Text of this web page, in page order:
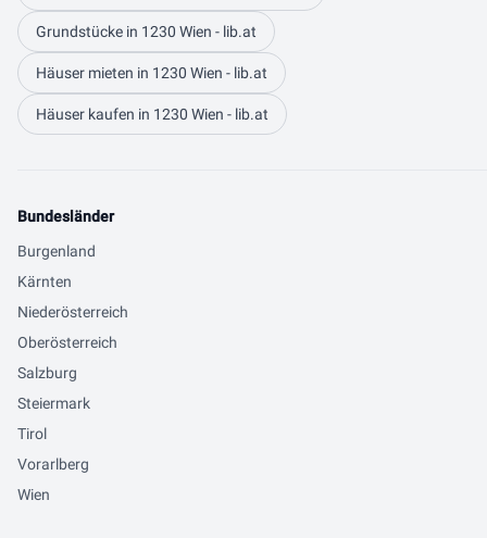
Grundstücke in 1230 Wien - lib.at
Häuser mieten in 1230 Wien - lib.at
Häuser kaufen in 1230 Wien - lib.at
Bundesländer
Burgenland
Kärnten
Niederösterreich
Oberösterreich
Salzburg
Steiermark
Tirol
Vorarlberg
Wien